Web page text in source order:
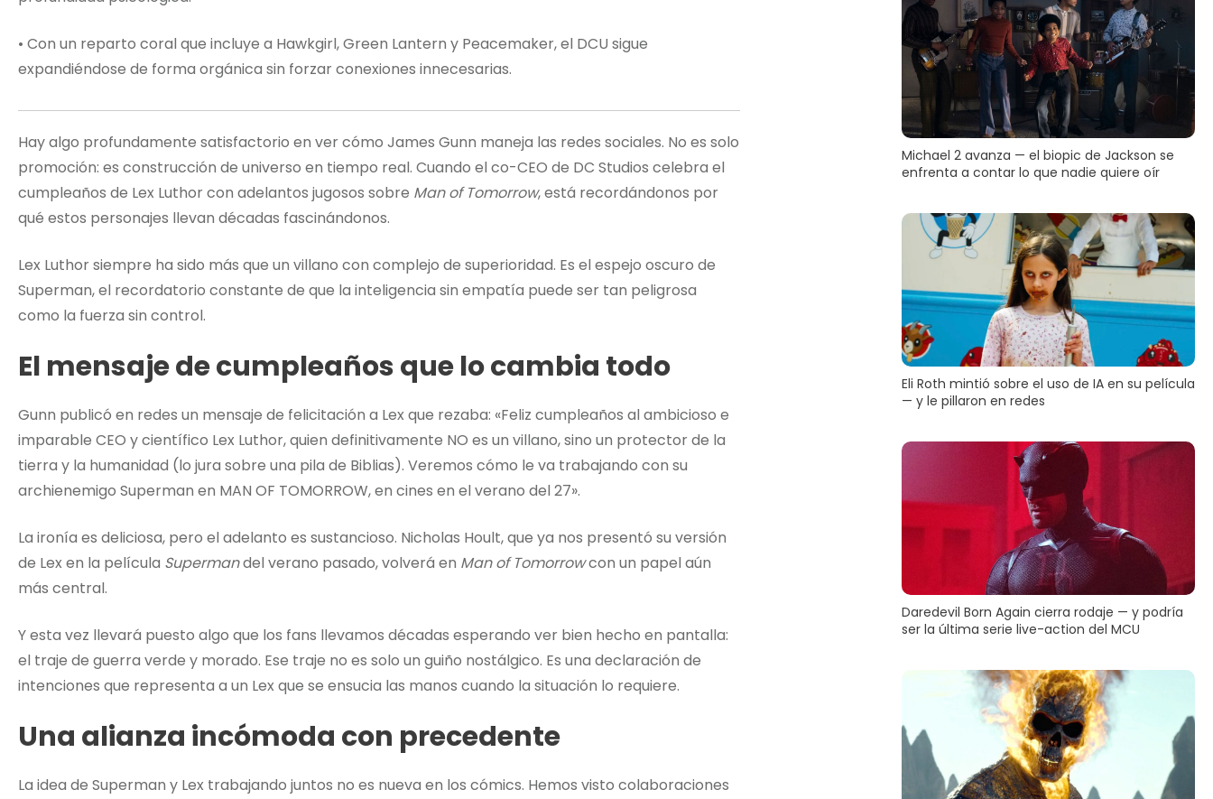
• Con un reparto coral que incluye a Hawkgirl, Green Lantern y Peacemaker, el DCU sigue
expandiéndose de forma orgánica sin forzar conexiones innecesarias.
Hay algo profundamente satisfactorio en ver cómo James Gunn maneja las redes sociales. No es solo
promoción: es construcción de universo en tiempo real. Cuando el co-CEO de DC Studios celebra el
cumpleaños de Lex Luthor con adelantos jugosos sobre Man of Tomorrow, está recordándonos por
qué estos personajes llevan décadas fascinándonos.
Lex Luthor siempre ha sido más que un villano con complejo de superioridad. Es el espejo oscuro de
Superman, el recordatorio constante de que la inteligencia sin empatía puede ser tan peligrosa
como la fuerza sin control.
El mensaje de cumpleaños que lo cambia todo
Gunn publicó en redes un mensaje de felicitación a Lex que rezaba: «Feliz cumpleaños al ambicioso e
imparable CEO y científico Lex Luthor, quien definitivamente NO es un villano, sino un protector de la
tierra y la humanidad (lo jura sobre una pila de Biblias). Veremos cómo le va trabajando con su
archienemigo Superman en MAN OF TOMORROW, en cines en el verano del 27».
La ironía es deliciosa, pero el adelanto es sustancioso. Nicholas Hoult, que ya nos presentó su versión
de Lex en la película Supermandel verano pasado, volverá en Man of Tomorrowcon un papel aún
más central.
Y esta vez llevará puesto algo que los fans llevamos décadas esperando ver bien hecho en pantalla:
el traje de guerra verde y morado. Ese traje no es solo un guiño nostálgico. Es una declaración de
intenciones que representa a un Lex que se ensucia las manos cuando la situación lo requiere.
Una alianza incómoda con precedente
La idea de Superman y Lex trabajando juntos no es nueva en los cómics. Hemos visto colaboraciones
Michael 2 avanza — el biopic de Jackson se
enfrenta a contar lo que nadie quiere oír
Eli Roth mintió sobre el uso de IA en su película
— y le pillaron en redes
Daredevil Born Again cierra rodaje — y podría
ser la última serie live-action del MCU